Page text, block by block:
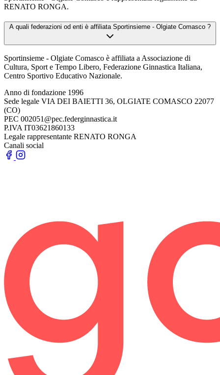
RENATO RONGA.
A quali federazioni od enti è affiliata Sportinsieme - Olgiate Comasco ?
Sportinsieme - Olgiate Comasco è affiliata a Associazione di
Cultura, Sport e Tempo Libero, Federazione Ginnastica Italiana,
Centro Sportivo Educativo Nazionale.
Anno di fondazione 1996
Sede legale VIA DEI BAIETTI 36, OLGIATE COMASCO 22077
(CO)
PEC 002051@pec.federginnastica.it
P.IVA IT03621860133
Legale rappresentante RENATO RONGA
Canali social